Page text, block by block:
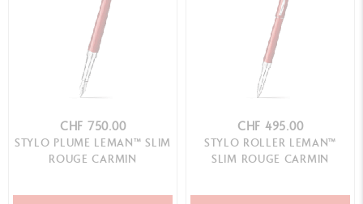
CHF 750.00
STYLO PLUME LEMAN™ SLIM
ROUGE CARMIN
CHF 495.00
STYLO ROLLER LEMAN™
SLIM ROUGE CARMIN